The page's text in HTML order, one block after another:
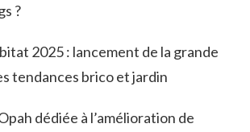
?
2025 : lancement de la grande
tendances brico et jardin
dédiée à l’amélioration de